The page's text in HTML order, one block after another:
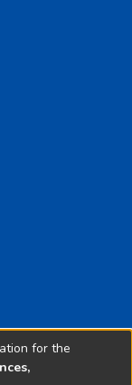
estan
for the